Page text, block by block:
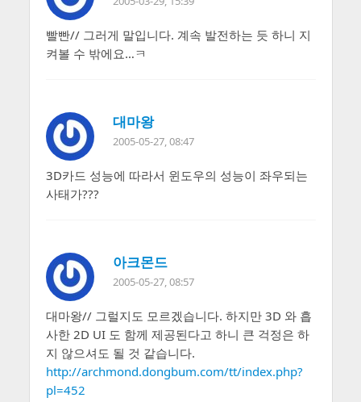
빨빤// 그러게 말입니다. 계속 발전하는 듯 하니 지
켜볼 수 밖에요…ㅋ
대마왕
2005-05-27, 08:47
3D카드 성능에 따라서 윈도우의 성능이 좌우되는
사태가???
아크몬드
2005-05-27, 08:57
대마왕// 그럴지도 모르겠습니다. 하지만 3D 와 흡
사한 2D UI 도 함께 제공된다고 하니 큰 걱정은 하
지 않으셔도 될 것 같습니다.
http://archmond.dongbum.com/tt/index.php?
pl=452